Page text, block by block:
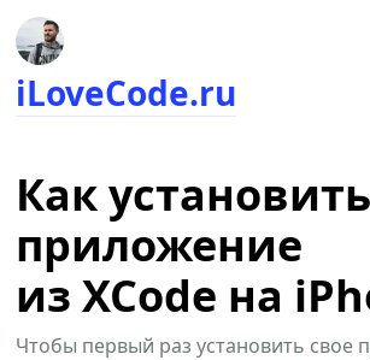
iLoveCode.ru
Как
приложение
из XCode на
Чтобы первый раз установить свое